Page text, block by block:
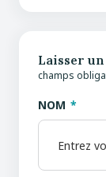
Laisser
champs
NOM